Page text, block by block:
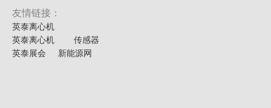
友情链接：
英泰离心机
英泰离心机
传感器
英泰展会
新能源网